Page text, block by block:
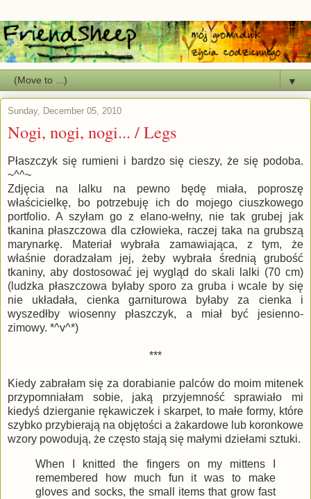
▼
Sunday, December 05, 2010
Nogi, nogi, nogi... / Legs
Płaszczyk się rumieni i bardzo się cieszy, że się podoba.
~^^~
Zdjęcia na lalku na pewno będę miała, poproszę
właścicielkę, bo potrzebuję ich do mojego ciuszkowego
portfolio. A szyłam go z elano-wełny, nie tak grubej jak
tkanina płaszczowa dla człowieka, raczej taka na grubszą
marynarkę. Materiał wybrała zamawiająca, z tym, że
właśnie doradzałam jej, żeby wybrała średnią grubość
tkaniny, aby dostosować jej wygląd do skali lalki (70 cm)
(ludzka płaszczowa byłaby sporo za gruba i wcale by się
nie układała, cienka garniturowa byłaby za cienka i
wyszedłby wiosenny płaszczyk, a miał być jesienno-
zimowy. *^v^*)
***
Kiedy zabrałam się za dorabianie palców do moim mitenek
przypomniałam sobie, jaką przyjemność sprawiało mi
kiedyś dzierganie rękawiczek i skarpet, to małe formy, które
szybko przybierają na objętości a żakardowe lub koronkowe
wzory powodują, że często stają się małymi dziełami sztuki.
When I knitted the fingers on my mittens I
remembered how much fun it was to make
gloves and socks, the small items that grow fast